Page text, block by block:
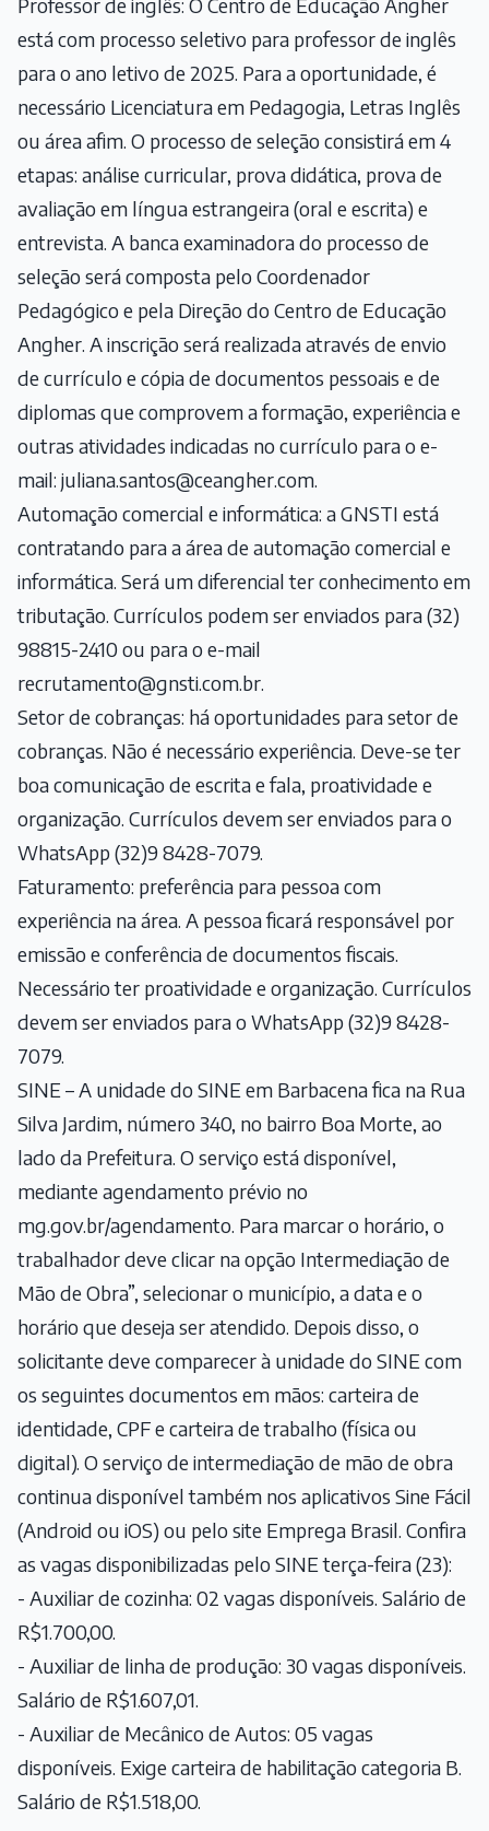
Professor de inglês: O Centro de Educação Angher
está com processo seletivo para professor de inglês
para o ano letivo de 2025. Para a oportunidade, é
necessário Licenciatura em Pedagogia, Letras Inglês
ou área afim. O processo de seleção consistirá em 4
etapas: análise curricular, prova didática, prova de
avaliação em língua estrangeira (oral e escrita) e
entrevista. A banca examinadora do processo de
seleção será composta pelo Coordenador
Pedagógico e pela Direção do Centro de Educação
Angher. A inscrição será realizada através de envio
de currículo e cópia de documentos pessoais e de
diplomas que comprovem a formação, experiência e
outras atividades indicadas no currículo para o e-
mail: juliana.santos@ceangher.com.
Automação comercial e informática: a GNSTI está
contratando para a área de automação comercial e
informática. Será um diferencial ter conhecimento em
tributação. Currículos podem ser enviados para (32)
98815-2410 ou para o e-mail
recrutamento@gnsti.com.br.
Setor de cobranças: há oportunidades para setor de
cobranças. Não é necessário experiência. Deve-se ter
boa comunicação de escrita e fala, proatividade e
organização. Currículos devem ser enviados para o
WhatsApp (32)9 8428-7079.
Faturamento: preferência para pessoa com
experiência na área. A pessoa ficará responsável por
emissão e conferência de documentos fiscais.
Necessário ter proatividade e organização. Currículos
devem ser enviados para o WhatsApp (32)9 8428-
7079.
SINE – A unidade do SINE em Barbacena fica na Rua
Silva Jardim, número 340, no bairro Boa Morte, ao
lado da Prefeitura. O serviço está disponível,
mediante agendamento prévio no
mg.gov.br/agendamento. Para marcar o horário, o
trabalhador deve clicar na opção Intermediação de
Mão de Obra”, selecionar o município, a data e o
horário que deseja ser atendido. Depois disso, o
solicitante deve comparecer à unidade do SINE com
os seguintes documentos em mãos: carteira de
identidade, CPF e carteira de trabalho (física ou
digital). O serviço de intermediação de mão de obra
continua disponível também nos aplicativos Sine Fácil
(Android ou iOS) ou pelo site Emprega Brasil. Confira
as vagas disponibilizadas pelo SINE terça-feira (23):
- Auxiliar de cozinha: 02 vagas disponíveis. Salário de
R$1.700,00.
- Auxiliar de linha de produção: 30 vagas disponíveis.
Salário de R$1.607,01.
- Auxiliar de Mecânico de Autos: 05 vagas
disponíveis. Exige carteira de habilitação categoria B.
Salário de R$1.518,00.